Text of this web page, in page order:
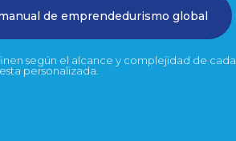
de emprendedurismo global
según el alcance y complejidad de cada
personalizada.